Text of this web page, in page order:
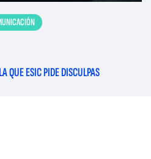
QUE ESIC PIDE DISCULPAS